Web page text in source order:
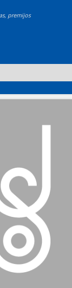
premijos